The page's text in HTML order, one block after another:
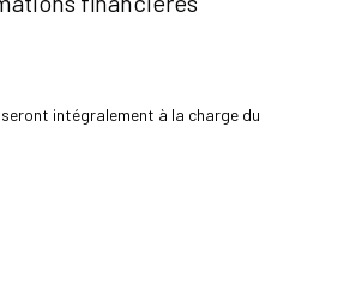
intégralement à la charge du